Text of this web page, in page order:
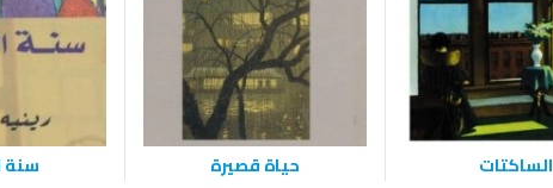
الساكتات حياة قصيرة سنة